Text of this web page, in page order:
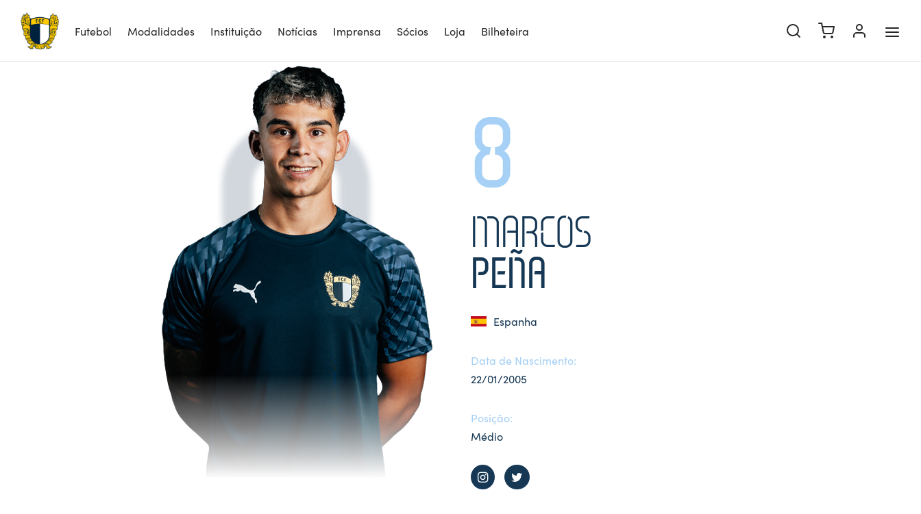
Futebol Modalidades Instituição Notícias Imprensa Sócios Loja Bilheteira
8 8
MARCOS
PEÑA
Espanha
Data de Nascimento:
22/01/2005
Posição:
Médio